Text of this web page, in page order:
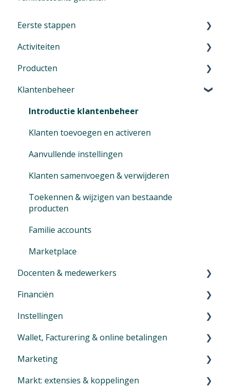
Eerste stappen
Eerste stappen in Eversports Manager
Navigeren in je Eversports Manager
Multi-Factor-Authenticatie (MFA)
Eversports Manager op je telefoon
Eerste info voor je klanten
Overstappen naar Eversports
Activiteiten
Inleiding - Activiteiten
Groepslessen en Trainingen
Cursussen, workshops, kampen, evenementen,
Producten
Productbeheer introductie
Services: strippenkaarten en tijdkaarten
Memberships
Artikel
Vouchers
Tips en tricks productbeheer
Klantenbeheer
Introductie klantenbeheer
Klanten toevoegen en activeren
Aanvullende instellingen
Klanten samenvoegen & verwijderen
Toekennen & wijzigen van bestaande
producten
Familie accounts
Marketplace
Docenten & medewerkers
Docenten en medewerkers aanmaken
Eerste stappen voor docenten en medewerkers
Docenten payrolls
Financiën
Introductie menu Financiën
Overzicht Facturen
Verkoop
Kasboek
Instellingen
Profiel
Widgets (NIEUW)
Overstappen van de oude naar de nieuwe
Wallet, Facturering & online betalingen
Overview menu Facturering
Online betalingen en uitbetalingen (Eversports
Marketing
Algemene Communicatie
Markt: extensies & koppelingen